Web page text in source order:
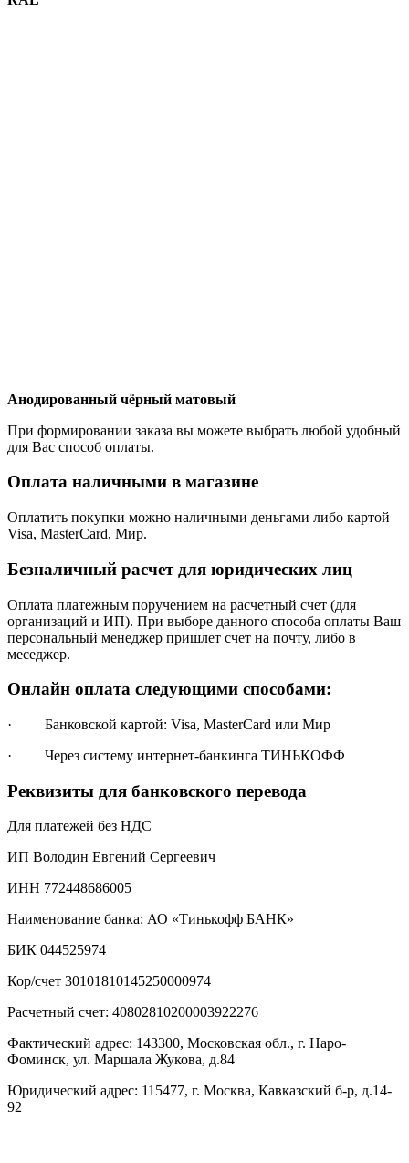
Анодированный чёрный матовый
При формировании заказа вы можете выбрать любой удобный
для Вас способ оплаты.
Оплата наличными в магазине
Оплатить покупки можно наличными деньгами либо картой
Visa, MasterCard, Мир.
Безналичный расчет для юридических лиц
Оплата платежным поручением на расчетный счет (для
организаций и ИП). При выборе данного способа оплаты Ваш
персональный менеджер пришлет счет на почту, либо в
меседжер.
Онлайн оплата следующими способами:
· Банковской картой: Visa, MasterCard или Мир
· Через систему интернет-банкинга ТИНЬКОФФ
Реквизиты для банковского перевода
Для платежей без НДС
ИП Володин Евгений Сергеевич
ИНН 772448686005
Наименование банка: АО «Тинькофф БАНК»
БИК 044525974
Кор/счет 30101810145250000974
Расчетный счет: 40802810200003922276
Фактический адрес: 143300, Московская обл., г. Наро-
Фоминск, ул. Маршала Жукова, д.84
Юридический адрес: 115477, г. Москва, Кавказский б-р, д.14-
92